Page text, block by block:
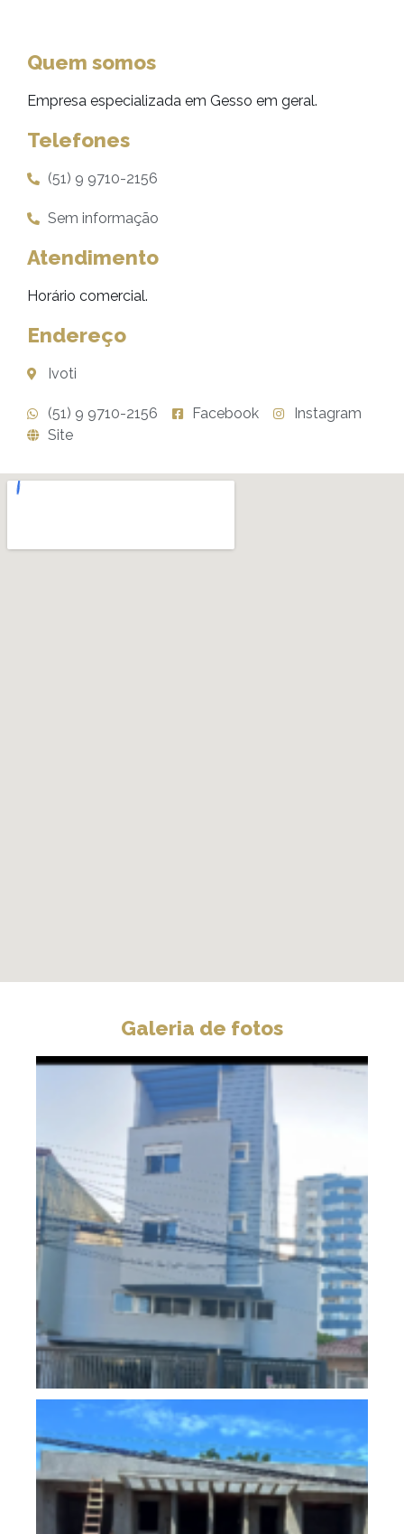
Quem somos
Empresa especializada em Gesso em geral.
Telefones
(51) 9 9710-2156
Sem informação
Atendimento
Horário comercial.
Endereço
Ivoti
(51) 9 9710-2156 Facebook
Instagram
Site
Galeria de fotos